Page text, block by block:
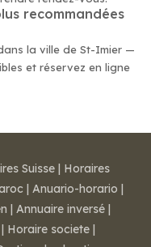
recommandées
la ville de St-Imier —
et réservez en ligne
Suisse | Horaires
| Anuario-horario |
| Annuaire inversé |
| Horaire societe |